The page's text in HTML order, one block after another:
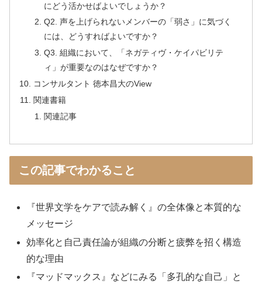
にどう活かせばよいでしょうか？
Q2. 声を上げられないメンバーの「弱さ」に気づく
には、どうすればよいですか？
Q3. 組織において、「ネガティヴ・ケイパビリテ
ィ」が重要なのはなぜですか？
コンサルタント 徳本昌大のView
関連書籍
関連記事
この記事でわかること
『世界文学をケアで読み解く』の全体像と本質的な
メッセージ
効率化と自己責任論が組織の分断と疲弊を招く構造
的な理由
『マッドマックス』などにみる「多孔的な自己」と